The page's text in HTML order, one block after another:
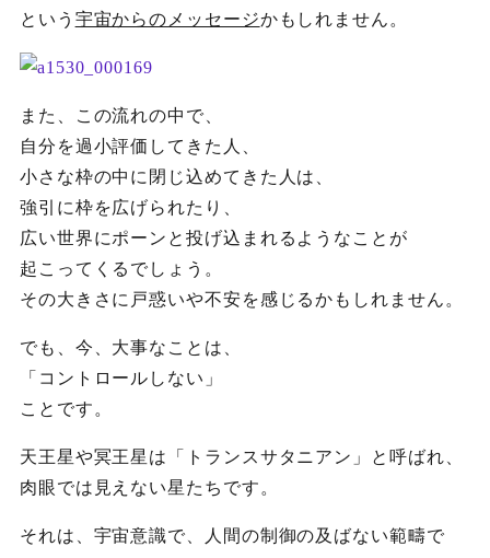
という 宇宙からのメッセージかもしれません。
また、この流れの中で、
自分を過小評価してきた人、
小さな枠の中に閉じ込めてきた人は、
強引に枠を広げられたり、
広い世界にポーンと投げ込まれるようなことが
起こってくるでしょう。
その大きさに戸惑いや不安を感じるかもしれません。
でも、今、大事なことは、
「コントロールしない」
ことです。
天王星や冥王星は「トランスサタニアン」と呼ばれ、
肉眼では見えない星たちです。
それは、宇宙意識で、人間の制御の及ばない範疇で